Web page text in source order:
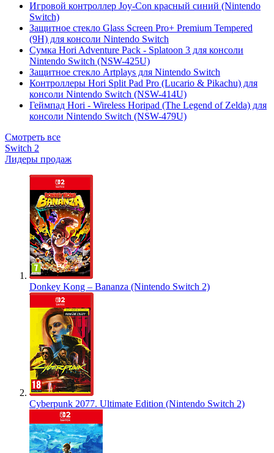
Игровой контроллер Joy-Con красный синий (Nintendo
Switch)
Защитное стекло Glass Screen Pro+ Premium Tempered
(9H) для консоли Nintendo Switch
Сумка Hori Adventure Pack - Splatoon 3 для консоли
Nintendo Switch (NSW-425U)
Защитное стекло Artplays для Nintendo Switch
Контроллеры Hori Split Pad Pro (Lucario & Pikachu) для
консоли Nintendo Switch (NSW-414U)
Геймпад Hori - Wireless Horipad (The Legend of Zelda) для
консоли Nintendo Switch (NSW-479U)
Смотреть все
Switch 2
Лидеры продаж
Donkey Kong – Bananza (Nintendo Switch 2)
Cyberpunk 2077. Ultimate Edition (Nintendo Switch 2)